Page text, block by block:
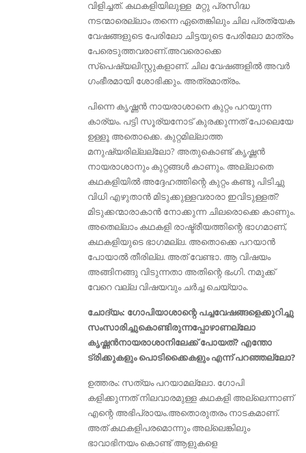
വിളിച്ചത്. കഥകളിയിലുള്ള മറ്റു പ്രസിദ്ധ
നടന്മാരെല്ലാം തന്നെ ഏതെങ്കിലും ചില പ്രത്യേക
വേഷങ്ങളുടെ പേരിലോ ചിട്ടയുടെ പേരിലോ മാത്രം
പേരെടുത്തവരാണ്.അവരൊക്കെ
സ്പെഷ്യലിസ്റ്റുകളാണ്. ചില വേഷങ്ങളിൽ അവർ
ഗംഭീരമായി ശോഭിക്കും. അത്രമാത്രം.
പിന്നെ കൃഷ്ണൻ നായരാശാനെ കുറ്റം പറയുന്ന
കാര്യം. പട്ടി സൂര്യനോട് കുരക്കുന്നത് പോലെയേ
ഉള്ളൂ അതൊക്കെ. കുറ്റമില്ലാത്ത
മനുഷ്യരില്ലല്ലോ? അതുകൊണ്ട് കൃഷ്ണൻ
നായരാശാനും കുറ്റങ്ങൾ കാണും. അല്ലാതെ
കഥകളിയിൽ അദ്ദേഹത്തിന്റെ കുറ്റം കണ്ടു പിടിച്ചു
വിധി എഴുതാൻ മിടുക്കുള്ളവരാരാ ഇവിടുള്ളത്‌?
മിടുക്കന്മാരാകാൻ നോക്കുന്ന ചിലരൊക്കെ കാണും.
അതെല്ലാം കഥകളി രാഷ്ട്രീയത്തിന്റെ ഭാഗമാണ്,
കഥകളിയുടെ ഭാഗമല്ല. അതൊക്കെ പറയാൻ
പോയാൽ തീരില്ല. അത് വേണ്ടാ. ആ വിഷയം
അങ്ങിനങ്ങു വിടുന്നതാ അതിന്റെ ഭംഗി. നമുക്ക്
വേറെ വല്ല വിഷയവും ചർച്ച ചെയ്യാം.
ചോദ്യം: ഗോപിയാശാന്റെ പച്ചവേഷങ്ങളെക്കുറിച്ചു
സംസാരിച്ചുകൊണ്ടിരുന്നപ്പോഴാണല്ലോ
കൃഷ്ണൻനായരാശാനിലേക്ക് പോയത്? എന്തോ
ട്രിക്കുകളും പൊടിക്കൈകളും എന്ന് പറഞ്ഞല്ലോ?
ഉത്തരം: സത്യം പറയാമല്ലോ. ഗോപി
കളിക്കുന്നത് നിലവാരമുള്ള കഥകളി അല്ലെന്നാണ്
എന്റെ അഭിപ്രായം.അതൊരുതരം നാടകമാണ്.
അത് കഥകളിപരമൊന്നും അല്ലെങ്കിലും
ഭാവാഭിനയം കൊണ്ട് ആളുകളെ